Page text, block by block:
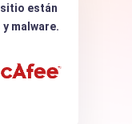
están
malware.